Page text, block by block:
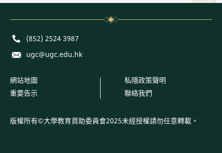
Phone(852) 2524 3987
E-mailugc@ugc.edu.hk
網站地圖
重要告示
私隱政策聲明
聯絡我們
版權所有©大學教育資助委員會2025未經授權請勿任意轉載。